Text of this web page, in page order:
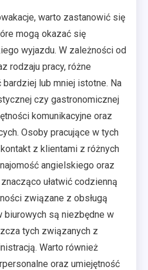
warto zastanowić się
mogą okazać się
wyjazdu. W zależności od
rodzaju pracy, różne
lub mniej istotne. Na
czy gastronomicznej
komunikacyjne oraz
Osoby pracujące w tych
z klientami z różnych
angielskiego oraz
ułatwić codzienną
związane z obsługą
biurowych są niezbędne w
tych związanych z
Warto również
oraz umiejętność